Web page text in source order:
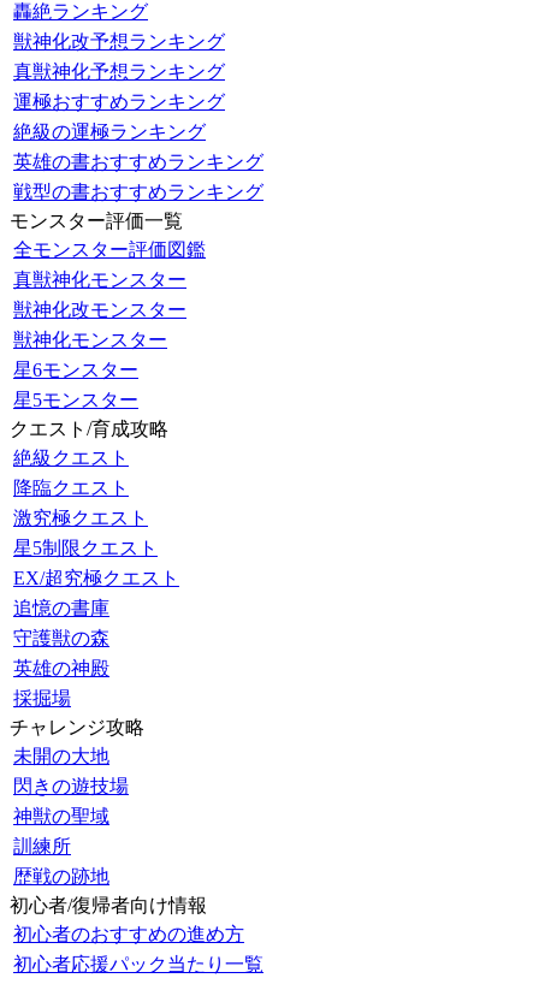
轟絶ランキング
獣神化改予想ランキング
真獣神化予想ランキング
運極おすすめランキング
絶級の運極ランキング
英雄の書おすすめランキング
戦型の書おすすめランキング
モンスター評価一覧
全モンスター評価図鑑
真獣神化モンスター
獣神化改モンスター
獣神化モンスター
星6モンスター
星5モンスター
クエスト/育成攻略
絶級クエスト
降臨クエスト
激究極クエスト
星5制限クエスト
EX/超究極クエスト
追憶の書庫
守護獣の森
英雄の神殿
採掘場
チャレンジ攻略
未開の大地
閃きの遊技場
神獣の聖域
訓練所
歴戦の跡地
初心者/復帰者向け情報
初心者のおすすめの進め方
初心者応援パック当たり一覧